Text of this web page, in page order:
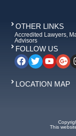
OTHER LINKS
Accredited Lawyers,
Advisors
FOLLOW US
LOCATION MAP
This